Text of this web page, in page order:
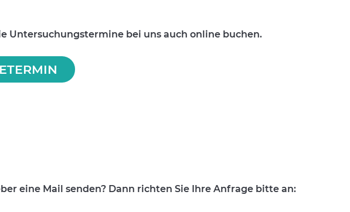
Untersuchungstermine bei uns auch online buchen.
eine Mail senden? Dann richten Sie Ihre Anfrage bitte an: